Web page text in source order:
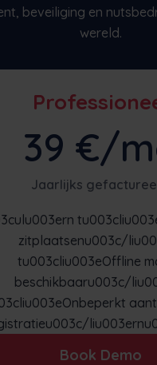
beveiliging en
wereld.
39 €/
Jaarlijks
zitplaatsenu003c/
tu003cliu003eOffline
beschikbaaru003c/
Book Demo